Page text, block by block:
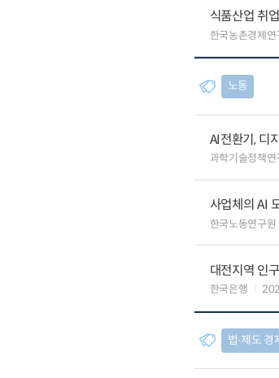
식품산업 취
한국농촌경제연
노동
AI전환기, 디
과학기술정책연
사업체의 AI
한국노동연구원
대전지역 인
한국은행
법∙제도 경